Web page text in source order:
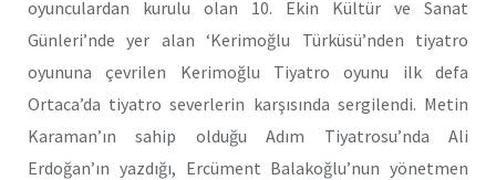
oyunculardan kurulu olan 10. Ekin Kültür ve Sanat
Günleri’nde yer alan ‘Kerimoğlu Türküsü’nden tiyatro
oyununa çevrilen Kerimoğlu Tiyatro oyunu ilk defa
Ortaca’da tiyatro severlerin karşısında sergilendi. Metin
Karaman’ın sahip olduğu Adım Tiyatrosu’nda Ali
Erdoğan’ın yazdığı, Ercüment Balakoğlu’nun yönetmen